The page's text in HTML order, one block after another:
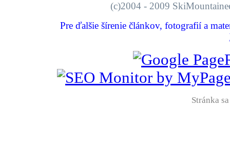
(c)2004 - 2009
Pre ďalšie šírenie článkov, fotografií a
Stránka